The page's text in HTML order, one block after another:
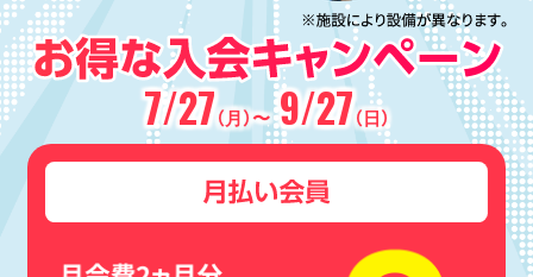
7/27 （月）〜9/27 （日）